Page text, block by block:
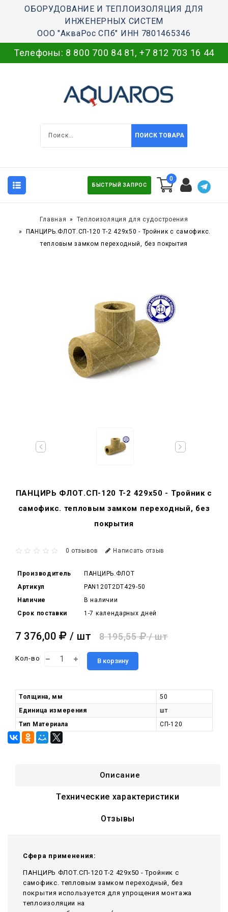
ОБОРУДОВАНИЕ И ТЕПЛОИЗОЛЯЦИЯ ДЛЯ
ИНЖЕНЕРНЫХ СИСТЕМ
ООО "АкваРос СПб" ИНН 7801465346
Телефоны: 8 800 700 84 81, +7 812 703 16 44
ПОИСК ТОВАРА
БЫСТРЫЙ ЗАПРОС
0
Главная
Теплоизоляция для судостроения
ПАНЦИРЬ.ФЛОТ.СП-120 T-2 429x50 - Тройник c самофикс.
тепловым замком переходный, без покрытия
ПАНЦИРЬ ФЛОТ.СП-120 T-2 429x50 - Тройник c
самофикс. тепловым замком переходный, без
покрытия
0 отзывов Написать отзыв
Производитель
ПАНЦИРЬ.ФЛОТ
Артикул
PAN120T2DT429-50
Наличие
В наличии
Срок поставки
1-7 календарных дней
7 376,00 / шт 8 195,55 / шт
Кол-во В корзину
Толщина, мм
50
Единица измерения
шт
Тип Материала
СП-120
Описание
Технические характеристики
Отзывы
Сфера применения:
ПАНЦИРЬ ФЛОТ.СП-120 T-2 429x50 - Тройник c
самофикс. тепловым замком переходный, без
покрытия используется для упрощения монтажа
теплоизоляции на